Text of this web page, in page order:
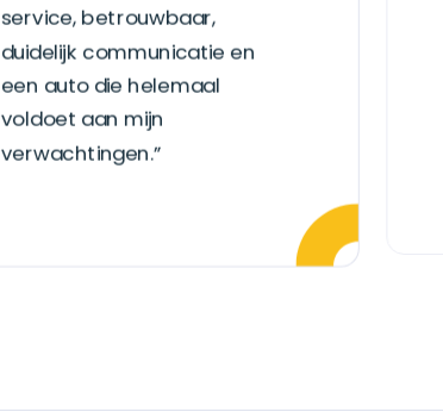
service, betrouwbaar,
duidelijk communicatie en
een auto die helemaal
voldoet aan mijn
verwachtingen.”